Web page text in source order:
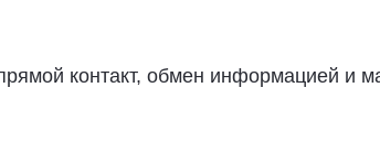
контакт, обмен информацией и